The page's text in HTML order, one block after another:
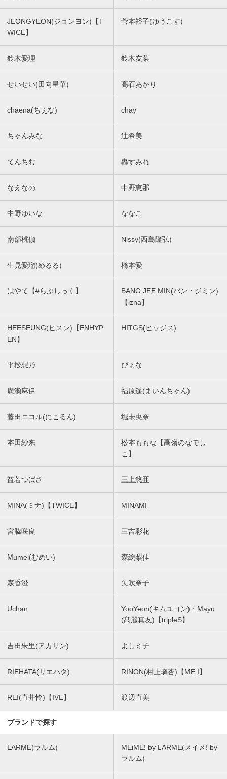
JEONGYEON(ジョンヨン)【T
WICE】
菅本裕子(ゆうこす)
鈴木愛理 鈴木友菜
せいせい(田向星華) 髙石あかり
chaena(ちぇな) chay
ちゃんみな 辻希美
てんちむ 轟すみれ
なえなの 中野恵那
中野ゆいな ななこ
南部桃伽 Nissy(西島隆弘)
生見愛瑠(めるる) 橋本愛
はやて【#らぶしっく】
BANG JEE MIN(バン・ジミン)
【izna】
HEESEUNG(ヒスン)【ENHYP
EN】
HITGS(ヒッジス)
平松想乃 ぴょな
廣瀬麻伊 福原遥(まいんちゃん)
藤田ニコル(にこるん) 堀未央奈
本田紗来
松本ももな【高嶺のなでし
こ】
益若つばさ 三上悠亜
MINA(ミナ)【TWICE】 MINAMI
宮脇咲良 三吉彩花
Mumei(むめい) 森絵梨佳
森香澄 矢吹奈子
Uchan
YooYeon(キムユヨン)・Mayu
(髙麗真友)【tripleS】
吉田朱里(アカリン) よしミチ
RIEHATA(リエハタ) RINON(村上璃杏)【ME:I】
REI(直井怜)【IVE】 渡辺直美
ブランドで探す
LARME(ラルム)
MEiME! by LARME(メイメ! by
ラルム)